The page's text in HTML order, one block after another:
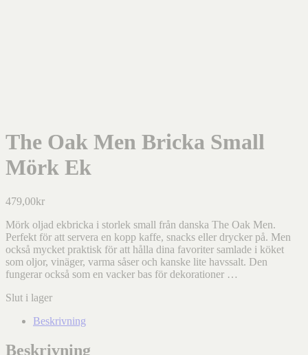
The Oak Men Bricka Small
Mörk Ek
479,00kr
Mörk oljad ekbricka i storlek small från danska The Oak Men.
Perfekt för att servera en kopp kaffe, snacks eller drycker på. Men
också mycket praktisk för att hålla dina favoriter samlade i köket
som oljor, vinäger, varma såser och kanske lite havssalt. Den
fungerar också som en vacker bas för dekorationer …
Slut i lager
Beskrivning
Beskrivning